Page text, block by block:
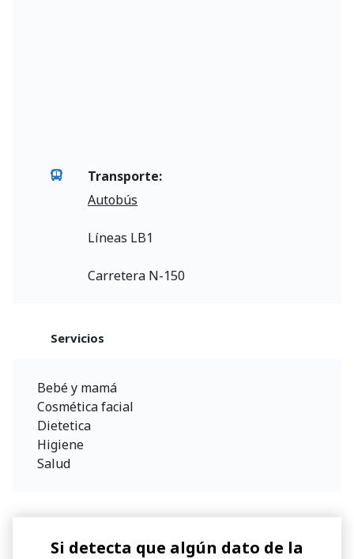
Transporte:
Autobús
Líneas LB1
Carretera N-150
Servicios
Bebé y mamá
Cosmética facial
Dietetica
Higiene
Salud
Si detecta que algún dato de la